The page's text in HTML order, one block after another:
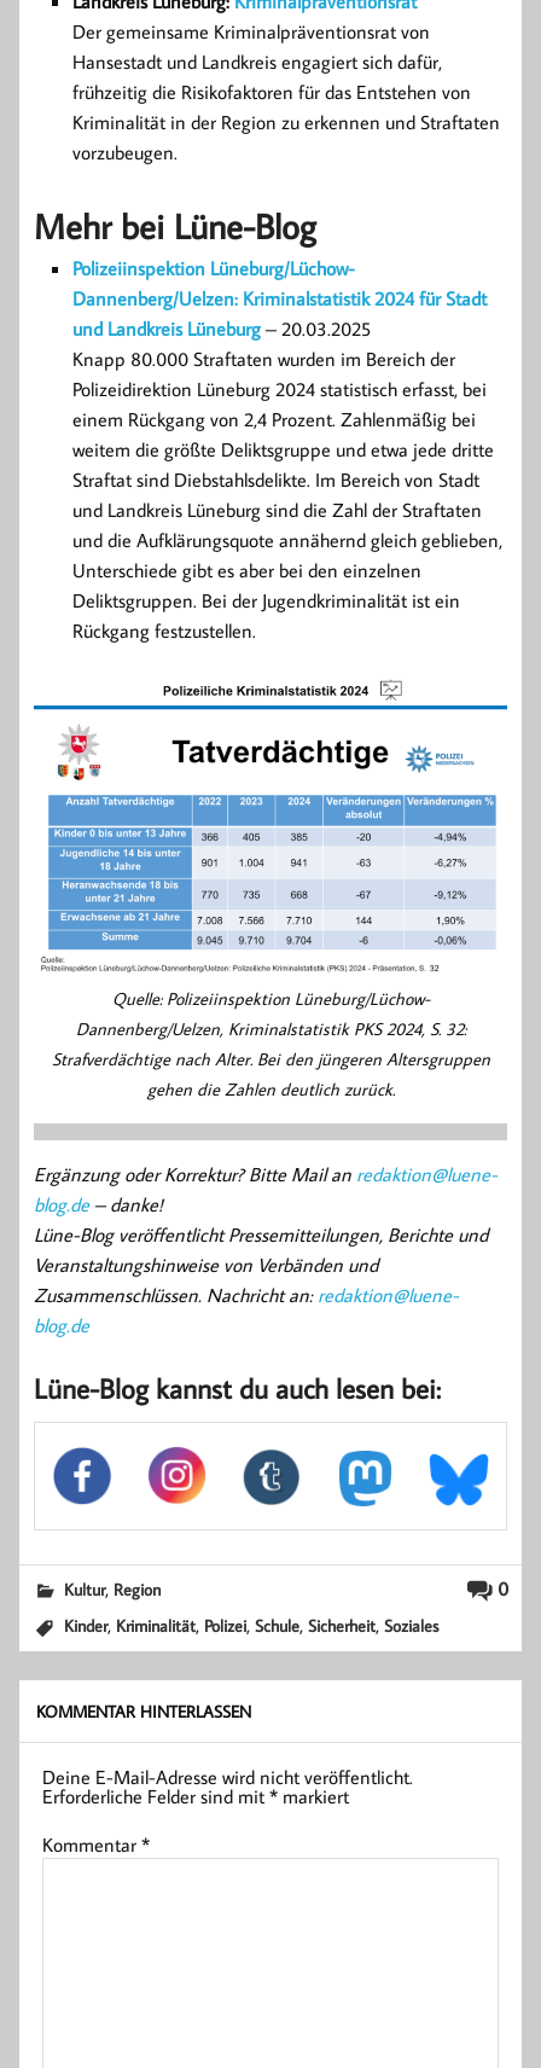
Der gemeinsame Kriminalpräventionsrat von
Hansestadt und Landkreis engagiert sich dafür,
frühzeitig die Risikofaktoren für das Entstehen von
Kriminalität in der Region zu erkennen und Straftaten
vorzubeugen.
Mehr bei Lüne-Blog
Polizeiinspektion Lüneburg/Lüchow-
Dannenberg/Uelzen: Kriminalstatistik 2024 für Stadt
und Landkreis Lüneburg – 20.03.2025
Knapp 80.000 Straftaten wurden im Bereich der
Polizeidirektion Lüneburg 2024 statistisch erfasst, bei
einem Rückgang von 2,4 Prozent. Zahlenmäßig bei
weitem die größte Deliktsgruppe und etwa jede dritte
Straftat sind Diebstahlsdelikte. Im Bereich von Stadt
und Landkreis Lüneburg sind die Zahl der Straftaten
und die Aufklärungsquote annähernd gleich geblieben,
Unterschiede gibt es aber bei den einzelnen
Deliktsgruppen. Bei der Jugendkriminalität ist ein
Rückgang festzustellen.
Quelle: Polizeiinspektion Lüneburg/Lüchow-
Dannenberg/Uelzen, Kriminalstatistik PKS 2024, S. 32:
Strafverdächtige nach Alter. Bei den jüngeren Altersgruppen
gehen die Zahlen deutlich zurück.
Ergänzung oder Korrektur? Bitte Mail an redaktion@luene-
blog.de– danke!
Lüne-Blog veröffentlicht Pressemitteilungen, Berichte und
Veranstaltungshinweise von Verbänden und
Zusammenschlüssen. Nachricht an: redaktion@luene-
blog.de
Lüne-Blog kannst du auch lesen bei:
0
Kultur, Region
Kinder, Kriminalität, Polizei,Schule,Sicherheit,Soziales
KOMMENTAR HINTERLASSEN
Deine E-Mail-Adresse wird nicht veröffentlicht.
Erforderliche Felder sind mit* markiert
Kommentar*